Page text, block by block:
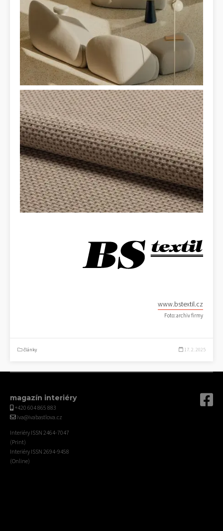
www.bstextil.cz
Foto: archiv firmy
články 17. 2. 2025
magazín interiéry
+420 604 865 883
iva@ivabastlova.cz
Interiéry ISSN 2464-7047
(Print)
Interiéry ISSN 2694-9458
(Online)